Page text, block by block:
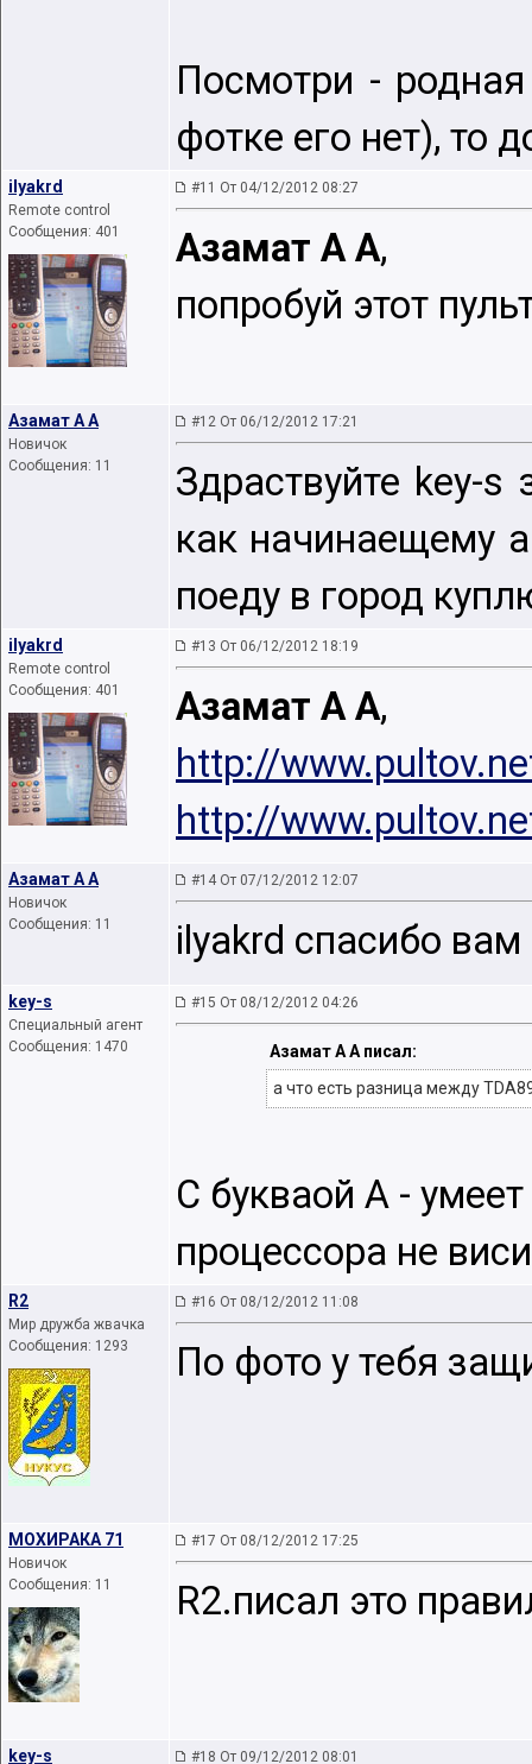
Посмотри -
фотке его нет), то
ilyakrd
Remote control
Сообщения: 401
#11 От 04/12/2012 08:27
Азамат А А,
попробуй этот
Азамат А А
Новичок
Сообщения: 11
#12 От 06/12/2012 17:21
Здраствуйте key-
как начинаещему
поеду в город
ilyakrd
Remote control
Сообщения: 401
#13 От 06/12/2012 18:19
Азамат А А,
http://
http://
Азамат А А
Новичок
Сообщения: 11
#14 От 07/12/2012 12:07
ilyakrd спасибо
key-s
Специальный агент
Сообщения: 1470
#15 От 08/12/2012 04:26
Азамат А А писал:
а что есть разница между
C букваой A -
процессора не
R2
Мир дружба жвачка
Сообщения: 1293
#16 От 08/12/2012 11:08
По фото у тебя
МОХИРАКА 71
Новичок
Сообщения: 11
#17 От 08/12/2012 17:25
R2.писал это
key-s #18 От 09/12/2012 08:01